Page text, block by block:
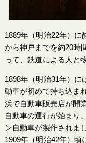
1889年（明治22年）
から神戸までを約20時
って、鉄道による人と
1898年（明治31年）に
動車が初めて持ち込ま
浜で自動車販売店が開
自動車の運行が始まり
ン自動車が製作されま
1909年（明治42年）頃